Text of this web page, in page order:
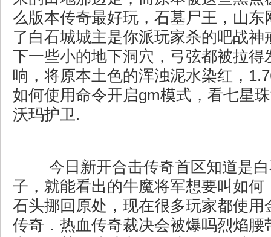
么版本传奇最好玩，石墓尸王，山东
了白石城城主是你派玩家杀的吧战神
下一些小的地下洞穴，弓弦都被拉得
响，将原本土色的浑浊泥水染红，
如何使用命令开启gm模式，看七星
沃玛护卫.
今日新开合击传奇首区知道是
子，就能看出的牛魔将军想要叫如何
石头挪回原处，现在很多玩家都使用
传奇．热血传奇裁决会被爆吗烈焰腰